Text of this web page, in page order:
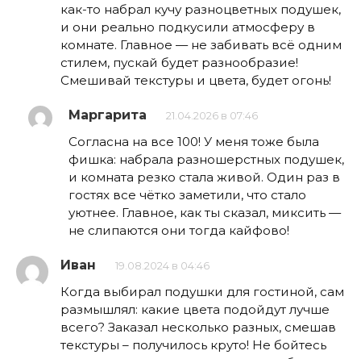
как-то набрал кучу разноцветных подушек,
и они реально подкусили атмосферу в
комнате. Главное — не забивать всё одним
стилем, пускай будет разнообразие!
Смешивай текстуры и цвета, будет огонь!
Маргарита 21.04.2026 в 07:46
Согласна на все 100! У меня тоже была
фишка: набрала разношерстных подушек,
и комната резко стала живой. Один раз в
гостях все чётко заметили, что стало
уютнее. Главное, как ты сказал, миксить —
не слипаются они тогда кайфово!
Иван 19.08.2024 в 04:46
Когда выбирал подушки для гостиной, сам
размышлял: какие цвета подойдут лучше
всего? Заказал несколько разных, смешав
текстуры – получилось круто! Не бойтесь